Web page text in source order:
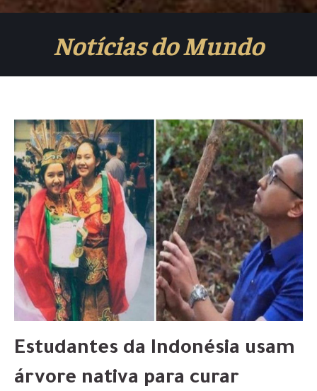
Notícias do Mundo
Estudantes da Indonésia usam
árvore nativa para curar